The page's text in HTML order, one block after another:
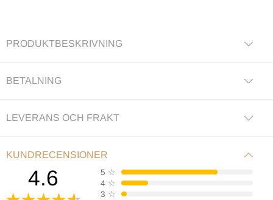
PRODUKTBESKRIVNING
BETALNING
LEVERANS OCH FRAKT
KUNDRECENSIONER
4.6 5 ☆
4 ☆
3 ☆